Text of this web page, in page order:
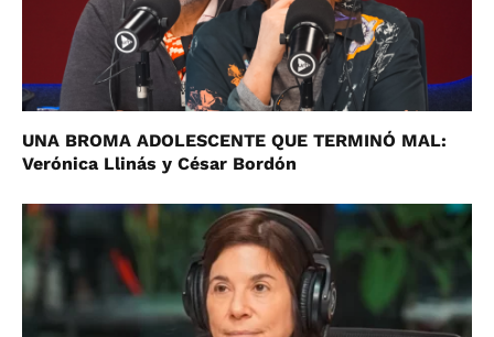
UNA BROMA ADOLESCENTE QUE TERMINÓ MAL:
Verónica Llinás y César Bordón